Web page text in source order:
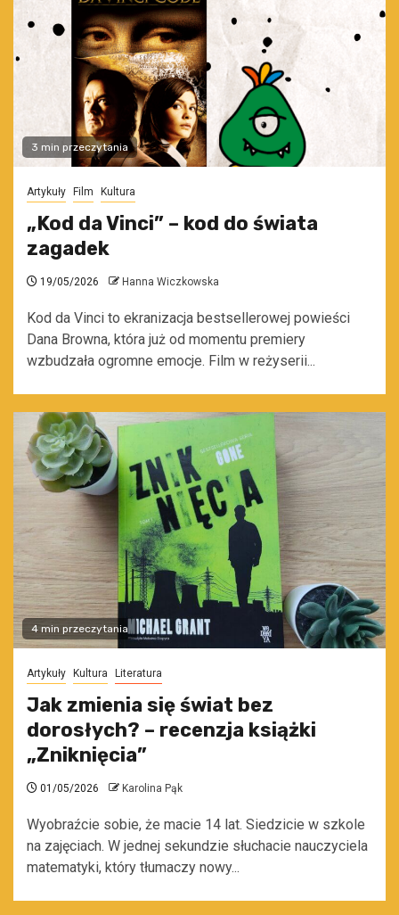
3 min przeczytania
Artykuły Film Kultura
„Kod da Vinci” – kod do świata
zagadek
19/05/2026 Hanna Wiczkowska
Kod da Vinci to ekranizacja bestsellerowej powieści
Dana Browna, która już od momentu premiery
wzbudzała ogromne emocje. Film w reżyserii...
4 min przeczytania
Artykuły Kultura Literatura
Jak zmienia się świat bez
dorosłych? – recenzja książki
„Zniknięcia”
01/05/2026 Karolina Pąk
Wyobraźcie sobie, że macie 14 lat. Siedzicie w szkole
na zajęciach. W jednej sekundzie słuchacie nauczyciela
matematyki, który tłumaczy nowy...